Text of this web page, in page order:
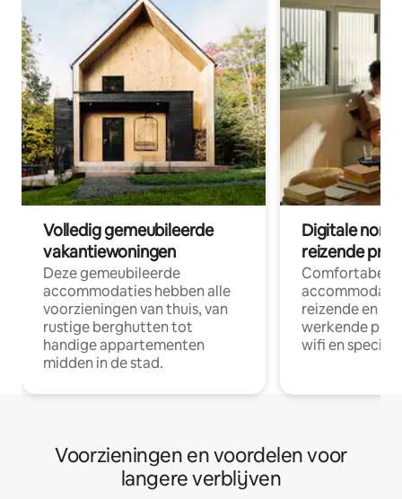
Volledig gemeubileerde
vakantiewoningen
Deze gemeubileerde
accommodaties hebben alle
voorzieningen van thuis, van
rustige berghutten tot
handige appartementen
midden in de stad.
Digitale
reizende
Comfortabele
reizende en
werkende
wifi en
Voorzieningen en voordelen voor
langere verblijven